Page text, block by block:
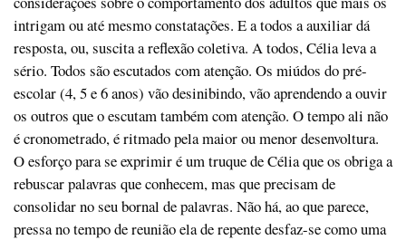
intrigam ou até mesmo constatações. E a todos a auxiliar dá
resposta, ou, suscita a reflexão coletiva. A todos, Célia leva a
sério. Todos são escutados com atenção. Os miúdos do pré-
escolar (4, 5 e 6 anos) vão desinibindo, vão aprendendo a ouvir
os outros que o escutam também com atenção. O tempo ali não
é cronometrado, é ritmado pela maior ou menor desenvoltura.
O esforço para se exprimir é um truque de Célia que os obriga a
rebuscar palavras que conhecem, mas que precisam de
consolidar no seu bornal de palavras. Não há, ao que parece,
pressa no tempo de reunião ela de repente desfaz-se como uma